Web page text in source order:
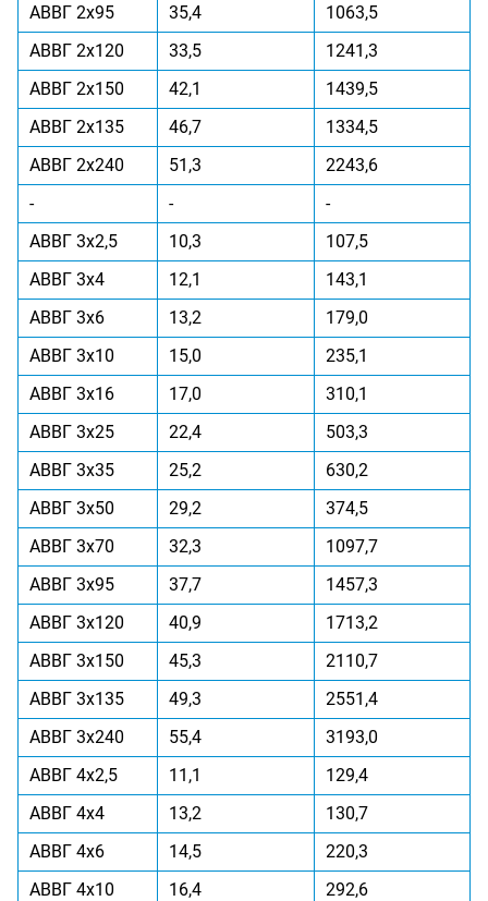
АВВГ 2x95
35,4
1063,5
АВВГ 2x120
33,5
1241,3
АВВГ 2x150
42,1
1439,5
АВВГ 2x135
46,7
1334,5
АВВГ 2x240
51,3
2243,6
-
-
-
АВВГ 3x2,5
10,3
107,5
АВВГ 3x4
12,1
143,1
АВВГ 3x6
13,2
179,0
АВВГ 3x10
15,0
235,1
АВВГ 3x16
17,0
310,1
АВВГ 3x25
22,4
503,3
АВВГ 3x35
25,2
630,2
АВВГ 3x50
29,2
374,5
АВВГ 3x70
32,3
1097,7
АВВГ 3x95
37,7
1457,3
АВВГ 3x120
40,9
1713,2
АВВГ 3x150
45,3
2110,7
АВВГ 3x135
49,3
2551,4
АВВГ 3x240
55,4
3193,0
АВВГ 4x2,5
11,1
129,4
АВВГ 4x4
13,2
130,7
АВВГ 4x6
14,5
220,3
АВВГ 4x10
16,4
292,6